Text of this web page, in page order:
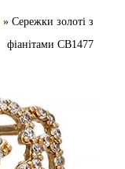
» Сережки золоті з
фіанітами СВ1477